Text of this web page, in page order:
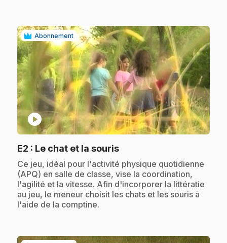
Abonnement
play_circle
E2 : Le chat et la souris.
.Ce jeu, idéal pour l'activité physique quotidienne
(APQ) en salle de classe, vise la coordination,
l'agilité et la vitesse. Afin d'incorporer la littératie
au jeu, le meneur choisit les chats et les souris à
l'aide de la comptine.